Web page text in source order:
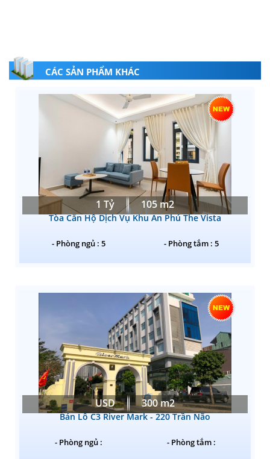
CÁC SẢN PHẨM KHÁC
1 Tỷ 105 m2
Tòa Căn Hộ Dịch Vụ Khu An Phú The Vista
- Phòng ngủ : 5 - Phòng tắm : 5
USD 300 m2
Bán Lô C3 River Mark - 220 Trần Não
- Phòng ngủ : - Phòng tắm :